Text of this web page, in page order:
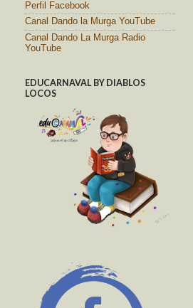
Perfil Facebook
Canal Dando la Murga YouTube
Canal Dando La Murga Radio
YouTube
EDUCARNAVAL BY DIABLOS
LOCOS